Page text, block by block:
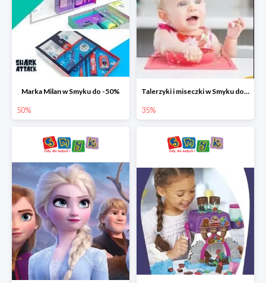
Marka Milan w Smyku do -50%
50%
Talerzyki i miseczki w Smyku do -35%
35%